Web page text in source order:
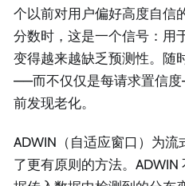
个以前对用户偏好高度自信
分数时，这是一个信号：用
变得越来越缺乏预测性。随
——而不仅仅是每请求置信
前发现老化。
ADWIN（自适应窗口）为
了更有原则的方法。